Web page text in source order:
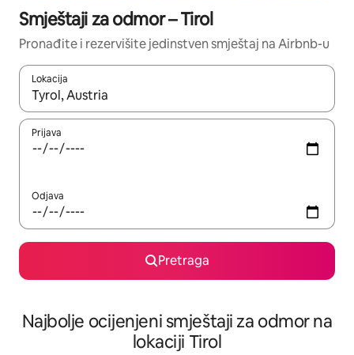
Smještaji za odmor – Tirol
Pronađite i rezervišite jedinstven smještaj na Airbnb-u
Lokacija
Kad su rezultati dostupni, možete da se krećete kroz njih
Prijava
Odjava
Pretraga
Najbolje ocijenjeni smještaji za odmor na
lokaciji Tirol